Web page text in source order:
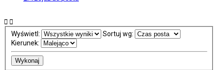
Wyświetl:
Sortuj wg:
Kierunek: